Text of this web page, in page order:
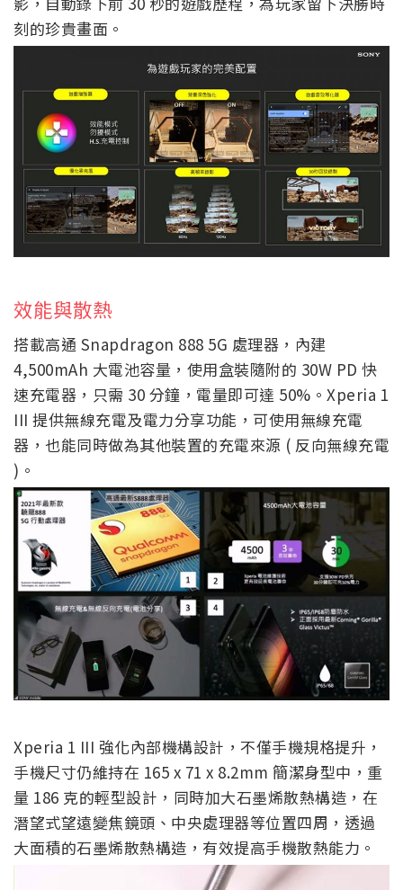
刻的珍貴畫面。
效能與散熱
搭載高通 Snapdragon 888 5G 處理器，內建
4,500mAh 大電池容量，使用盒裝隨附的 30W PD 快
速充電器，只需 30 分鐘，電量即可達 50%。Xperia 1
III 提供無線充電及電力分享功能，可使用無線充電
器，也能同時做為其他裝置的充電來源 ( 反向無線充電
)。
Xperia 1 III 強化內部機構設計，不僅手機規格提升，
手機尺寸仍維持在 165 x 71 x 8.2mm 簡潔身型中，重
量 186 克的輕型設計，同時加大石墨烯散熱構造，在
潛望式望遠變焦鏡頭、中央處理器等位置四周，透過
大面積的石墨烯散熱構造，有效提高手機散熱能力。